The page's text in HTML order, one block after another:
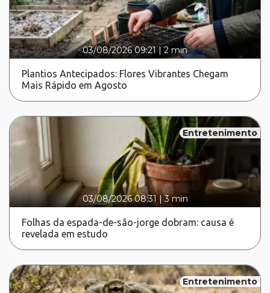
03/08/2026 09:21|2 min
Plantios Antecipados: Flores Vibrantes Chegam
Mais Rápido em Agosto
Entretenimento
03/08/2026 08:31 |3 min
Folhas da espada-de-são-jorge dobram: causa é
revelada em estudo
Entretenimento